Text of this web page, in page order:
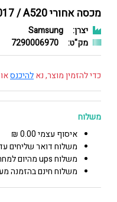
מכסה אחורי GALAXY A5 2017 / A520 ורוד
יצרן:
Samsung
מק"ט:
7290006970
כדי להזמין מוצר, נאלהיכנסאו
משלוח
איסוף עצמי 0.00 ₪
משלוח דואר שליחים עד 5 ימי עסקים 25.00
משלוח ups מהיום למחר לרוב איזורי הארץ 50.00 ₪
משלוח חינם בהזמנה מעל 600